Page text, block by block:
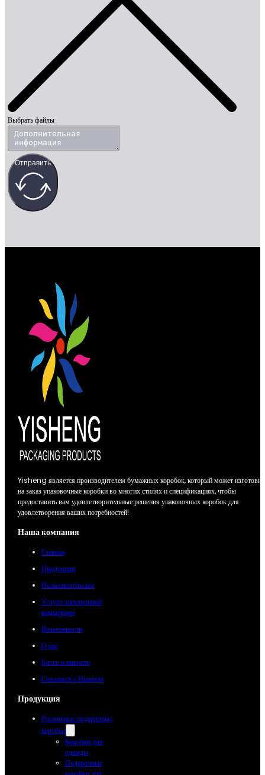
Выбрать файлы
Отправить
Yisheng является производителем бумажных коробок, который может
на заказ упаковочные коробки во многих стилях и спецификациях, чтобы
предоставить вам удовлетворительные решения упаковочных коробок для
удовлетворения ваших потребностей!
Наша компания
Главная
Продукция
Пользовательское
Услуги электронной
коммерции
Возможности
О нас
Блоги и новости
Связаться с Ишэном
Продукция
Роскошные подарочные
коробки
Коробки для
одежды
Подарочные